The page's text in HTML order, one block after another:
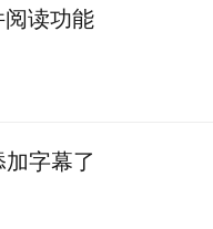
读功能
字幕了